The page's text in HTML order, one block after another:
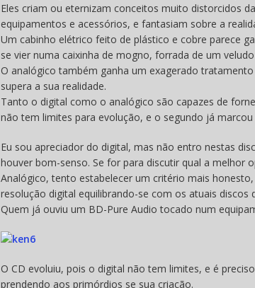
Eles criam ou eternizam conceitos muito distorcidos
equipamentos e acessórios, e fantasiam sobre a
Um cabinho elétrico feito de plástico e cobre parece
se vier numa caixinha de mogno, forrada de um
O analógico também ganha um exagerado
supera a sua realidade.
Tanto o digital como o analógico são capazes de
não tem limites para evolução, e o segundo já
Eu sou apreciador do digital, mas não entro nestas
houver bom-senso. Se for para discutir qual a melhor
Analógico, tento estabelecer um critério mais
resolução digital equilibrando-se com os atuais discos
Quem já ouviu um BD-Pure Audio tocado num
O CD evoluiu, pois o digital não tem limites, e é
prendendo aos primórdios se sua criação.